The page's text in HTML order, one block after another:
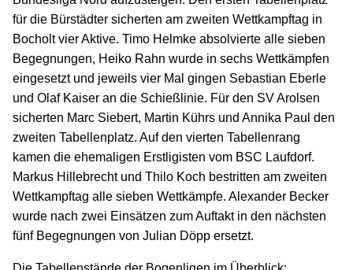
für die Bürstädter sicherten am zweiten Wettkampftag in
Bocholt vier Aktive. Timo Helmke absolvierte alle sieben
Begegnungen, Heiko Rahn wurde in sechs Wettkämpfen
eingesetzt und jeweils vier Mal gingen Sebastian Eberle
und Olaf Kaiser an die Schießlinie. Für den SV Arolsen
sicherten Marc Siebert, Martin Kührs und Annika Paul den
zweiten Tabellenplatz. Auf den vierten Tabellenrang
kamen die ehemaligen Erstligisten vom BSC Laufdorf.
Markus Hillebrecht und Thilo Koch bestritten am zweiten
Wettkampftag alle sieben Wettkämpfe. Alexander Becker
wurde nach zwei Einsätzen zum Auftakt in den nächsten
fünf Begegnungen von Julian Döpp ersetzt.